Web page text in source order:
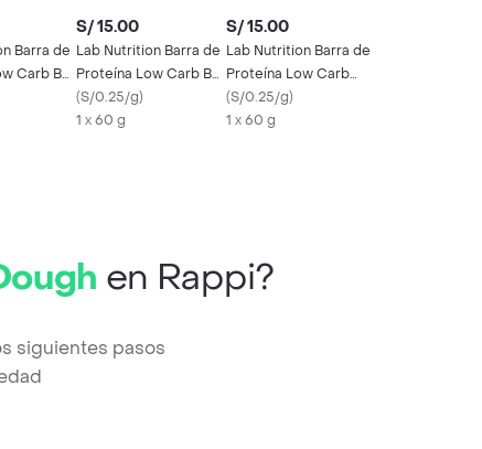
Barra de
Carb Bar
S/ 15.00
Lab Nutrition Barra de
Proteína Low Carb Bar
Cookies And Cream
(S/0.25/g)
1 x 60 g
S/ 15.00
Lab Nutrition Barra de
Proteína Low Carb
Chocolate Galleta
(S/0.25/g)
1 x 60 g
en Rappi?
siguientes pasos